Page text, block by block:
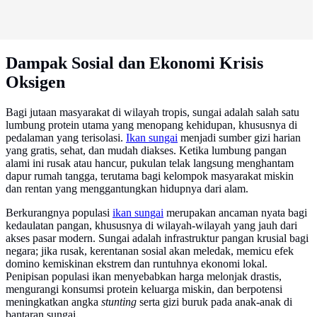
Dampak Sosial dan Ekonomi Krisis
Oksigen
Bagi jutaan masyarakat di wilayah tropis, sungai adalah salah satu
lumbung protein utama yang menopang kehidupan, khususnya di
pedalaman yang terisolasi. Ikan sungai menjadi sumber gizi harian
yang gratis, sehat, dan mudah diakses. Ketika lumbung pangan
alami ini rusak atau hancur, pukulan telak langsung menghantam
dapur rumah tangga, terutama bagi kelompok masyarakat miskin
dan rentan yang menggantungkan hidupnya dari alam.
Berkurangnya populasi ikan sungai merupakan ancaman nyata bagi
kedaulatan pangan, khususnya di wilayah-wilayah yang jauh dari
akses pasar modern. Sungai adalah infrastruktur pangan krusial bagi
negara; jika rusak, kerentanan sosial akan meledak, memicu efek
domino kemiskinan ekstrem dan runtuhnya ekonomi lokal.
Penipisan populasi ikan menyebabkan harga melonjak drastis,
mengurangi konsumsi protein keluarga miskin, dan berpotensi
meningkatkan angka stunting serta gizi buruk pada anak-anak di
bantaran sungai.